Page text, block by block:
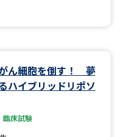
学金・特待生制度特集
ん細胞を倒す！ 夢
ハイブリッドリポソ
臨床試験